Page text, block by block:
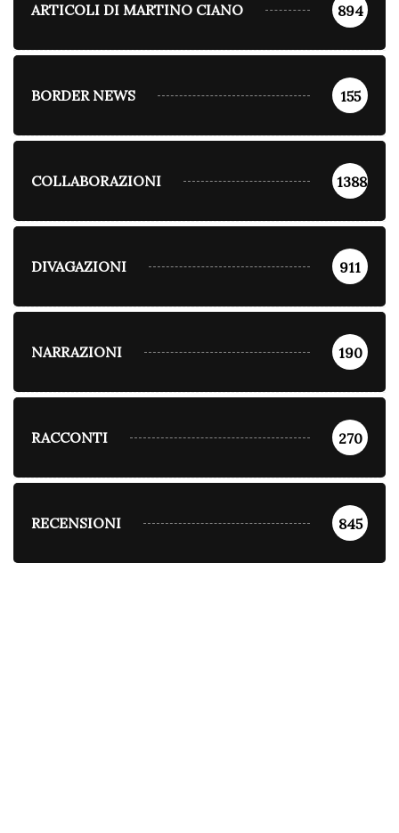
ARTICOLI DI MARTINO CIANO 894
BORDER NEWS 155
COLLABORAZIONI 1388
DIVAGAZIONI 911
NARRAZIONI 190
RACCONTI 270
RECENSIONI 845